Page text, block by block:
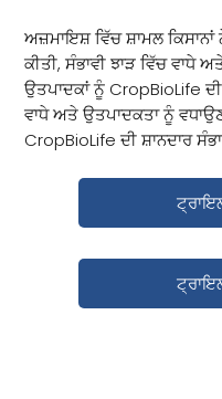
ਅਜ਼ਮਾਇਸ਼ ਵਿੱਚ ਸ਼ਾਮਲ
ਕੀਤੀ, ਸੰਭਾਵੀ ਝਾੜ ਵਿੱਚ ਵਾਧੇ
ਉਤਪਾਦਕਾਂ ਨੂੰ CropBioLife
ਵਾਧੇ ਅਤੇ ਉਤਪਾਦਕਤਾ ਨੂੰ
CropBioLife ਦੀ ਸ਼ਾਨਦਾਰ